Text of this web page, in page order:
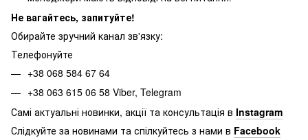
Не вагайтесь, запитуйте!
Обирайте зручний канал зв'язку:
Телефонуйте
+38 068 584 67 64
+38 063 615 06 58 Viber, Telegram
Самі актуальні новинки, акції та консультація в Instagram
Слідкуйте за новинами та спілкуйтесь з нами в Facebook